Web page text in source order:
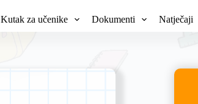
Kutak za učenike Dokumenti Natječaji